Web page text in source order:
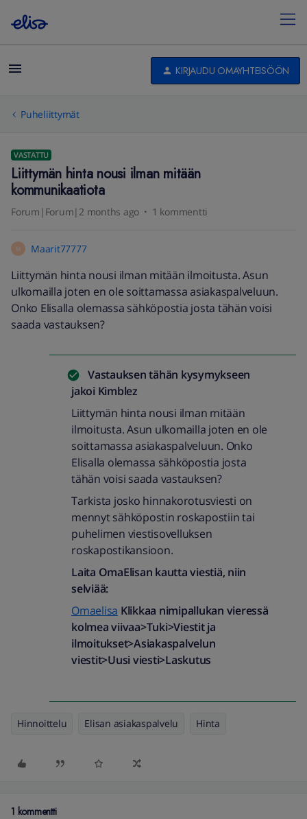
KIRJAUDU OMAYHTEISÖÖN
Puheliittymät
VASTATTU
Liittymän hinta nousi ilman mitään
kommunikaatiota
Forum|Forum|2 months ago 1 kommentti
M Maarit77777
Liittymän hinta nousi ilman mitään ilmoitusta. Asun
ulkomailla joten en ole soittamassa asiakaspalveluun.
Onko Elisalla olemassa sähköpostia josta tähän voisi
saada vastauksen?
Vastauksen tähän kysymykseen
jakoi Kimblez
Liittymän hinta nousi ilman mitään
ilmoitusta. Asun ulkomailla joten en ole
soittamassa asiakaspalveluun. Onko
Elisalla olemassa sähköpostia josta
tähän voisi saada vastauksen?
Tarkista josko hinnakorotusviesti on
mennyt sähköpostin roskapostiin tai
puhelimen viestisovelluksen
roskapostikansioon.
Laita OmaElisan kautta viestiä, niin
selviää:
Omaelisa Klikkaa nimipallukan vieressä
kolmea viivaa>Tuki>Viestit ja
ilmoitukset>Asiakaspalvelun
viestit>Uusi viesti>Laskutus
Hinnoittelu Elisan asiakaspalvelu Hinta
1 kommentti